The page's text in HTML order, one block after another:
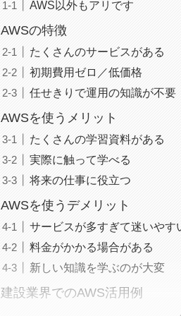
AWS以外もアリです
AWSの特徴
たくさんのサービスがある
初期費用ゼロ／低価格
任せきりで運用の知識が不要
AWSを使うメリット
たくさんの学習資料がある
実際に触って学べる
将来の仕事に役立つ
AWSを使うデメリット
サービスが多すぎて迷いやす
料金がかかる場合がある
新しい知識を学ぶのが大変
建設業界でのAWS活用例